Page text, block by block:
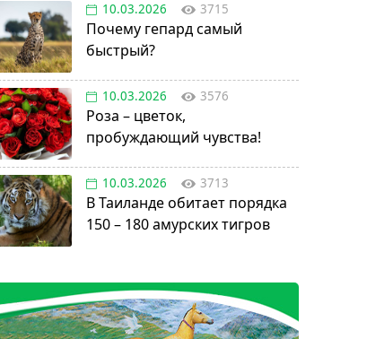
10.03.2026 3715
Почему гепард самый
быстрый?
10.03.2026 3576
Роза – цветок,
пробуждающий чувства!
10.03.2026 3713
В Таиланде обитает порядка
150 – 180 амурских тигров